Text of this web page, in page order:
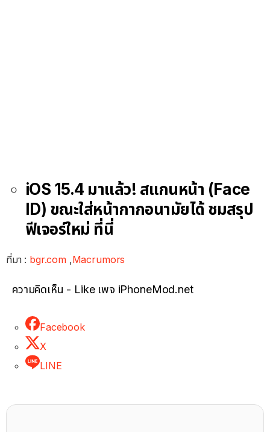
iOS 15.4 มาแล้ว! สแกนหน้า (Face
ID) ขณะใส่หน้ากากอนามัยได้ ชมสรุป
ฟีเจอร์ใหม่ ที่นี่
ที่มา : bgr.com,Macrumors
ความคิดเห็น - Like เพจ iPhoneMod.net
Facebook
X
LINE